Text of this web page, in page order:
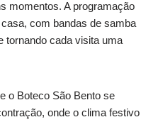
momentos. A programação
com bandas de samba
tornando cada visita uma
o Boteco São Bento se
onde o clima festivo